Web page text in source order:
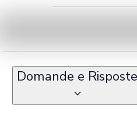
Domande e Risposte